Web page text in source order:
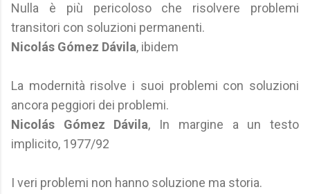
Nulla è più pericoloso che risolvere problemi
transitori con soluzioni permanenti.
Nicolás Gómez Dávila, ibidem
La modernità risolve i suoi problemi con soluzioni
ancora peggiori dei problemi.
Nicolás Gómez Dávila, In margine a un testo
implicito, 1977/92
I veri problemi non hanno soluzione ma storia.